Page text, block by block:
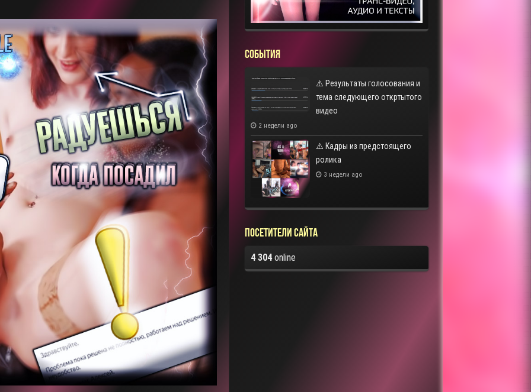
СОБЫТИЯ
⚠️ Результаты голосования и
тема следующего откртытого
видео
2 недели ago
⚠️ Кадры из предстоящего
ролика
3 недели ago
Посетители сайта
4 304online